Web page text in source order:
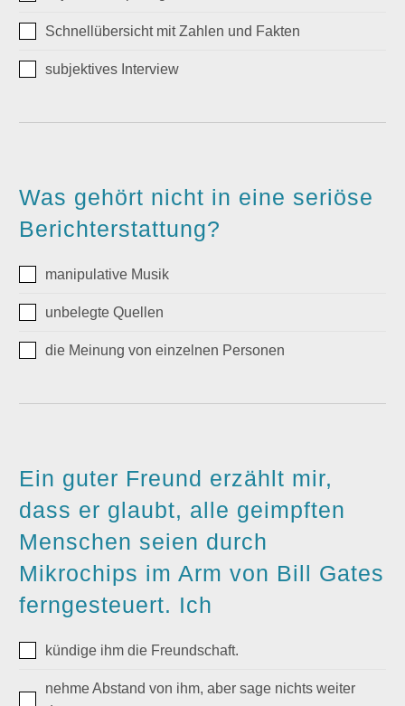
Schnellübersicht mit Zahlen und Fakten
subjektives Interview
Was gehört nicht in eine seriöse
Berichterstattung?
manipulative Musik
unbelegte Quellen
die Meinung von einzelnen Personen
Ein guter Freund erzählt mir,
dass er glaubt, alle geimpften
Menschen seien durch
Mikrochips im Arm von Bill Gates
ferngesteuert. Ich
kündige ihm die Freundschaft.
nehme Abstand von ihm, aber sage nichts weiter